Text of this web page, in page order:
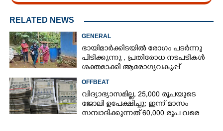
RELATED NEWS
GENERAL
ഭായിമാർക്കിടയിൽ രോഗം പടർന്നു
പിടിക്കുന്നു ,​ പ്രതിരോധ നടപടികൾ
ശക്തമാക്കി ആരോഗ്യവകുപ്പ്
OFFBEAT
വിദ്യാഭ്യാസമില്ല, 25,000 രൂപയുടെ
ജോലി ഉപേക്ഷിച്ചു; ഇന്ന് മാസം
സമ്പാദിക്കുന്നത് 60,000 രൂപ വരെ